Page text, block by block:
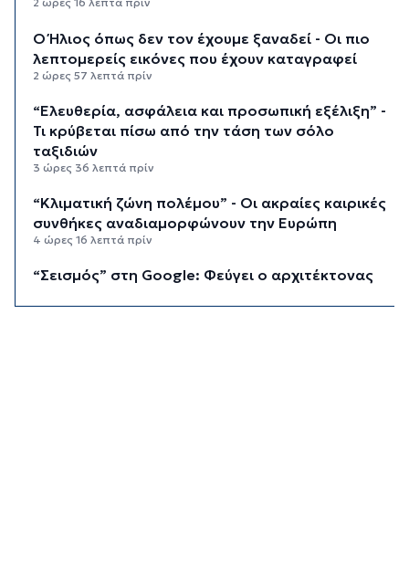
Ο Ήλιος όπως δεν τον έχουμε ξαναδεί - Οι πιο
λεπτομερείς εικόνες που έχουν καταγραφεί
2 ώρες 57 λεπτά πρίν
“Ελευθερία, ασφάλεια και προσωπική εξέλιξη” -
Τι κρύβεται πίσω από την τάση των σόλο
ταξιδιών
3 ώρες 36 λεπτά πρίν
“Κλιματική ζώνη πολέμου” - Οι ακραίες καιρικές
συνθήκες αναδιαμορφώνουν την Ευρώπη
4 ώρες 16 λεπτά πρίν
“Σεισμός” στη Google: Φεύγει ο αρχιτέκτονας